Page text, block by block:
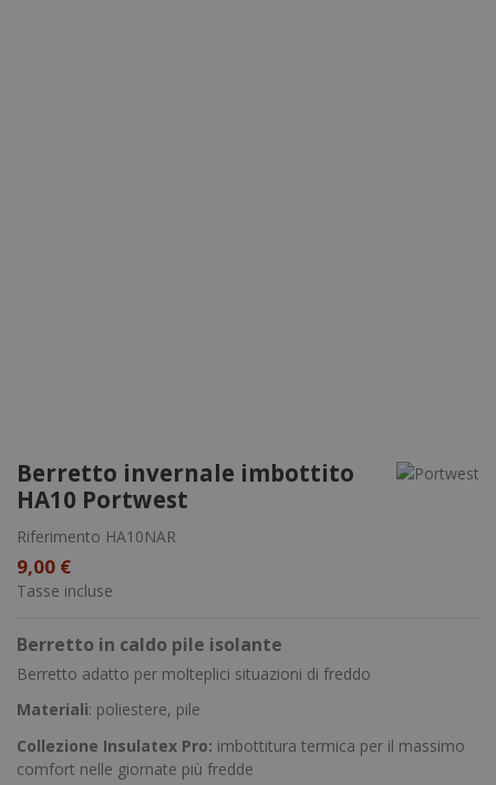
Berretto invernale imbottito
HA10 Portwest
Riferimento HA10NAR
9,00 €
Tasse incluse
Berretto in caldo pile isolante
Berretto adatto per molteplici situazioni di freddo
Materiali: poliestere, pile
Collezione Insulatex Pro: imbottitura termica per il massimo
comfort nelle giornate più fredde